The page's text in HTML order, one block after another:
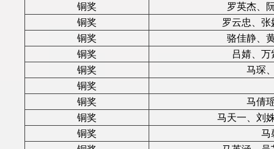
铜奖
罗英杰、
铜奖
罗云忠、
铜奖
骆佳静、
铜奖
吕婧、
铜奖
马琛
铜奖
铜奖
马倩
铜奖
马天一、刘
铜奖
马